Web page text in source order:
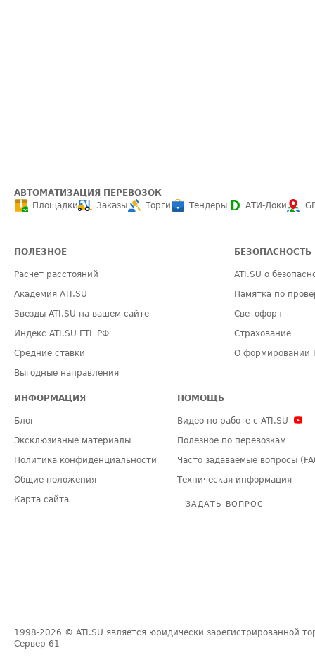
АВТОМАТИЗАЦИЯ ПЕРЕВОЗОК
Площадки
Заказы Торги Тендеры АТИ-Доки
ПОЛЕЗНОЕ
Расчет расстояний
Академия ATI.SU
Звезды ATI.SU на вашем сайте
Индекс ATI.SU FTL РФ
Средние ставки
Выгодные направления
БЕЗОПАСНОСТЬ
ATI.SU о
Памятка по
Светофор+
Страхование
О формировании
ИНФОРМАЦИЯ
Блог
Эксклюзивные материалы
Политика конфиденциальности
Общие положения
Карта сайта
ПОМОЩЬ
Видео по работе с ATI.SU
Полезное по перевозкам
Часто задаваемые вопросы
Техническая информация
ЗАДАТЬ ВОПРОС
1998-2026 © ATI.SU является юридически зарегистрированной
Сервер 61